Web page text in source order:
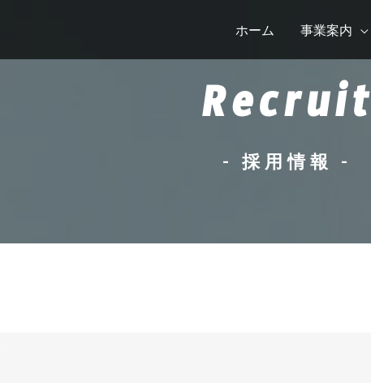
ホーム 事業案内
Recruit
- 採用情報 -